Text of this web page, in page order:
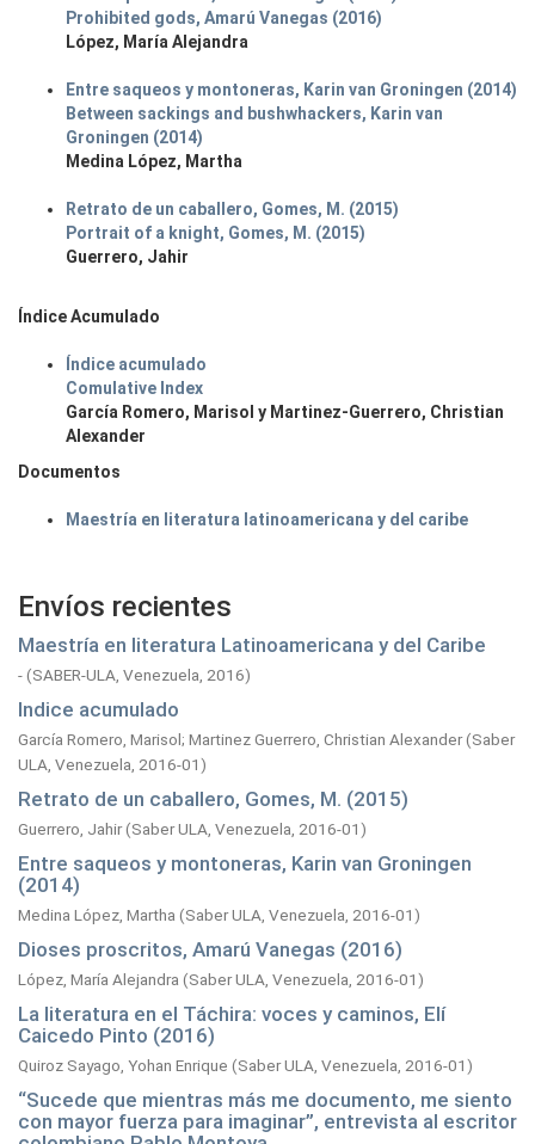
Prohibited gods, Amarú Vanegas (2016)
López, María Alejandra
Entre saqueos y montoneras, Karin van Groningen (2014)
Between sackings and bushwhackers, Karin van
Groningen (2014)
Medina López, Martha
Retrato de un caballero, Gomes, M. (2015)
Portrait of a knight, Gomes, M. (2015)
Guerrero, Jahir
Índice Acumulado
Índice acumulado
Comulative Index
García Romero, Marisol y Martinez-Guerrero, Christian
Alexander
Documentos
Maestría en literatura latinoamericana y del caribe
Envíos recientes
Maestría en literatura Latinoamericana y del Caribe
-(SABER-ULA, Venezuela, 2016)
Indice acumulado
García Romero, Marisol; Martinez Guerrero, Christian Alexander(Saber
ULA, Venezuela, 2016-01)
Retrato de un caballero, Gomes, M. (2015)
Guerrero, Jahir(Saber ULA, Venezuela, 2016-01)
Entre saqueos y montoneras, Karin van Groningen
(2014)
Medina López, Martha (Saber ULA, Venezuela, 2016-01)
Dioses proscritos, Amarú Vanegas (2016)
López, María Alejandra (Saber ULA, Venezuela, 2016-01)
La literatura en el Táchira: voces y caminos, Elí
Caicedo Pinto (2016)
Quiroz Sayago, Yohan Enrique (Saber ULA, Venezuela, 2016-01)
“Sucede que mientras más me documento, me siento
con mayor fuerza para imaginar”, entrevista al escritor